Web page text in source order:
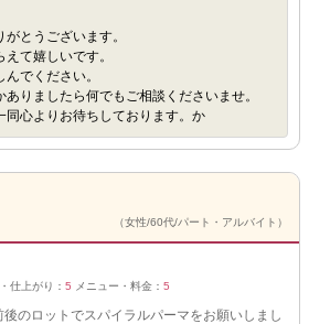
とうございます。
て嬉しいです。
でください。
りましたら何でもご相談くださいませ。
同心よりお待ちしております。か
（女性/60代/パート・アルバイト）
仕上がり： 5 メニュー・料金： 5
のロットでスパイラルパーマをお願いしまし